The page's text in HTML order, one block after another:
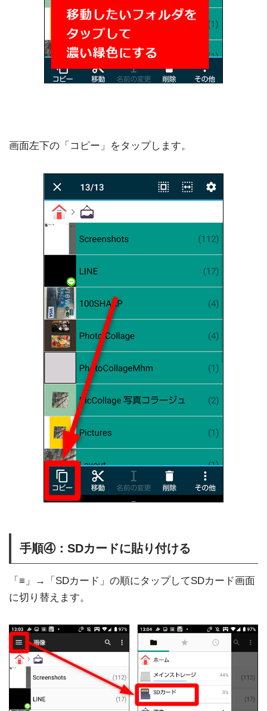
画面左下の「コピー」をタップします。
手順④：SDカードに貼り付ける
「≡」→「SDカード」の順にタップしてSDカード画面
に切り替えます。